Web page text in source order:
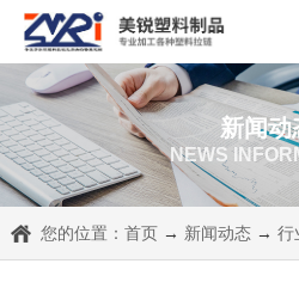
新闻动
NEWS
您的位置： 首页→ 新闻动态→ 行